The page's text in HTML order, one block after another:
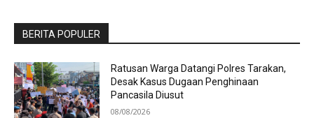
BERITA POPULER
Ratusan Warga Datangi Polres Tarakan,
Desak Kasus Dugaan Penghinaan
Pancasila Diusut
08/08/2026